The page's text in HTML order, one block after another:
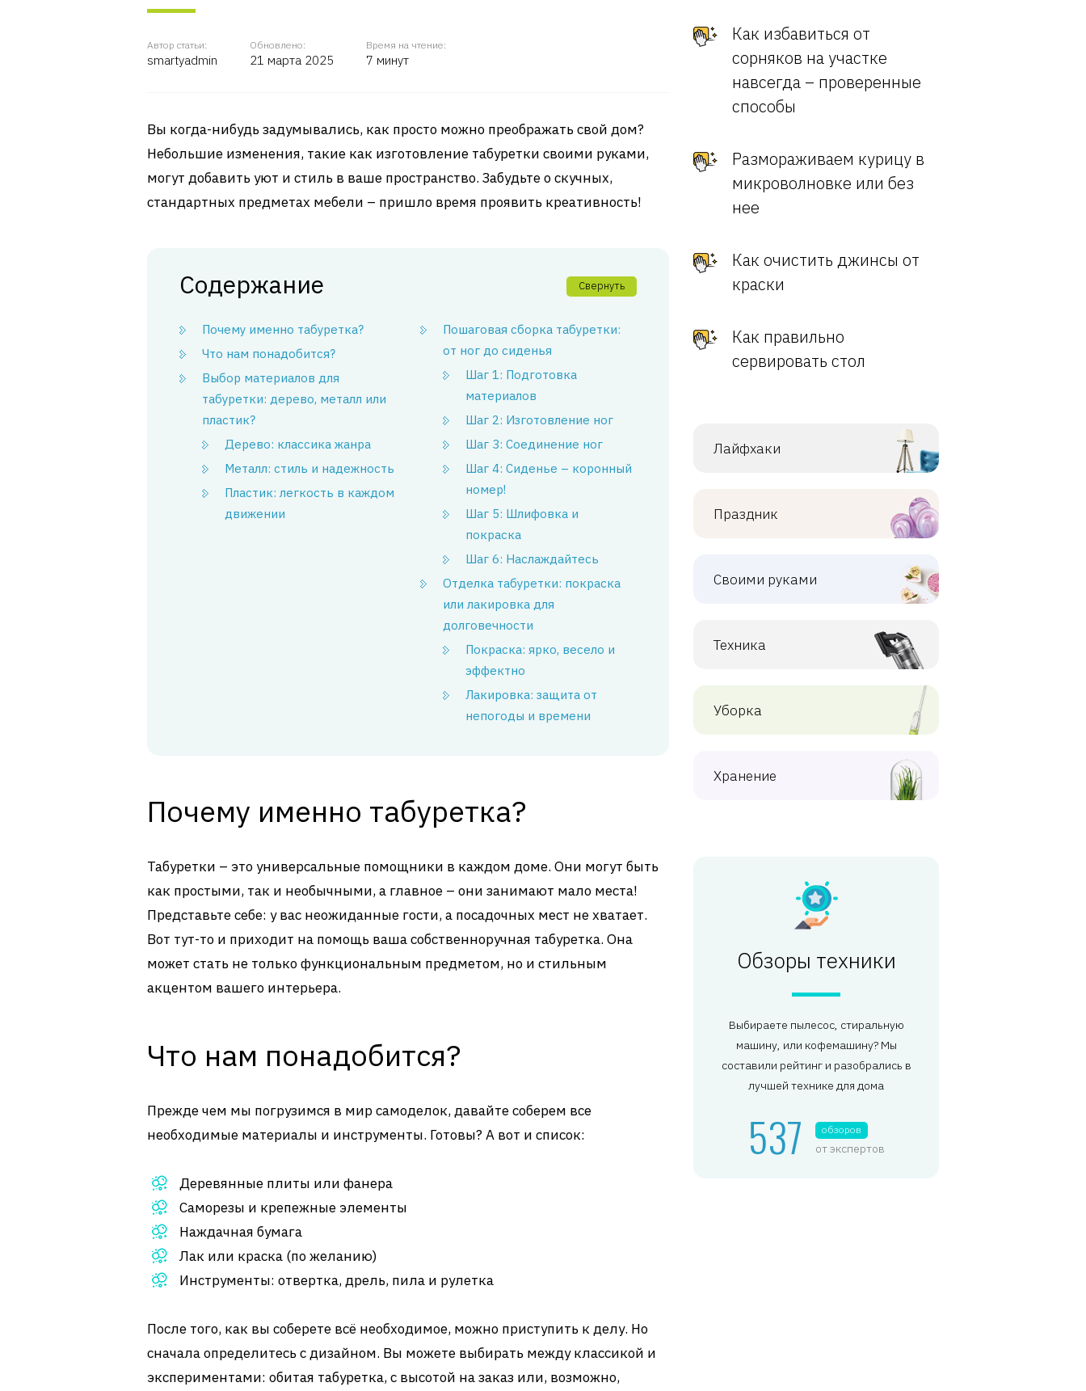
Автор статьи:
smartyadmin
Обновлено:
21 марта 2025
Время на чтение:
7 минут
Вы когда-нибудь задумывались, как просто можно преображать свой дом?
Небольшие изменения, такие как изготовление табуретки своими руками,
могут добавить уют и стиль в ваше пространство. Забудьте о скучных,
стандартных предметах мебели – пришло время проявить креативность!
Содержание Свернуть
Почему именно табуретка?
Что нам понадобится?
Выбор материалов для
табуретки: дерево, металл или
пластик?
Дерево: классика жанра
Металл: стиль и надежность
Пластик: легкость в каждом
движении
Пошаговая сборка табуретки:
от ног до сиденья
Шаг 1: Подготовка
материалов
Шаг 2: Изготовление ног
Шаг 3: Соединение ног
Шаг 4: Сиденье – коронный
номер!
Шаг 5: Шлифовка и
покраска
Шаг 6: Наслаждайтесь
Отделка табуретки: покраска
или лакировка для
долговечности
Покраска: ярко, весело и
эффектно
Лакировка: защита от
непогоды и времени
Почему именно табуретка?
Табуретки – это универсальные помощники в каждом доме. Они могут быть
как простыми, так и необычными, а главное – они занимают мало места!
Представьте себе: у вас неожиданные гости, а посадочных мест не хватает.
Вот тут-то и приходит на помощь ваша собственноручная табуретка. Она
может стать не только функциональным предметом, но и стильным
акцентом вашего интерьера.
Что нам понадобится?
Прежде чем мы погрузимся в мир самоделок, давайте соберем все
необходимые материалы и инструменты. Готовы? А вот и список:
Деревянные плиты или фанера
Саморезы и крепежные элементы
Наждачная бумага
Лак или краска (по желанию)
Инструменты: отвертка, дрель, пила и рулетка
После того, как вы соберете всё необходимое, можно приступить к делу. Но
сначала определитесь с дизайном. Вы можете выбирать между классикой и
экспериментами: обитая табуретка, с высотой на заказ или, возможно,
Как избавиться от
сорняков на участке
навсегда – проверенные
способы
Размораживаем курицу в
микроволновке или без
нее
Как очистить джинсы от
краски
Как правильно
сервировать стол
Лайфхаки
Праздник
Своими руками
Техника
Уборка
Хранение
Обзоры техники
Выбираете пылесос, стиральную
машину, или кофемашину? Мы
составили рейтинг и разобрались в
лучшей технике для дома
537 обзоров
от экспертов